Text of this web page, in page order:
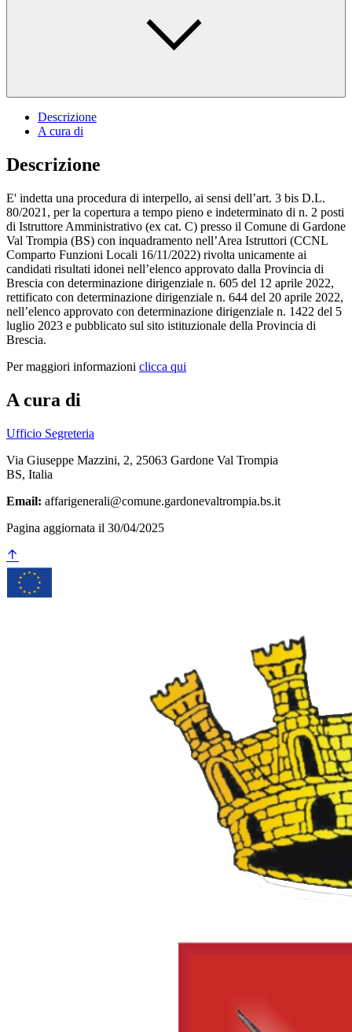
Descrizione
A cura di
Descrizione
E' indetta una procedura di interpello, ai sensi dell’art. 3 bis D.L.
80/2021, per la copertura a tempo pieno e indeterminato di n. 2 posti
di Istruttore Amministrativo (ex cat. C) presso il Comune di Gardone
Val Trompia (BS) con inquadramento nell’Area Istruttori (CCNL
Comparto Funzioni Locali 16/11/2022) rivolta unicamente ai
candidati risultati idonei nell’elenco approvato dalla Provincia di
Brescia con determinazione dirigenziale n. 605 del 12 aprile 2022,
rettificato con determinazione dirigenziale n. 644 del 20 aprile 2022,
nell’elenco approvato con determinazione dirigenziale n. 1422 del 5
luglio 2023 e pubblicato sul sito istituzionale della Provincia di
Brescia.
Per maggiori informazioni clicca qui
A cura di
Ufficio Segreteria
Via Giuseppe Mazzini, 2, 25063 Gardone Val Trompia
BS, Italia
Email: affarigenerali@comune.gardonevaltrompia.bs.it
Pagina aggiornata il 30/04/2025